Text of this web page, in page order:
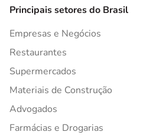
Principais setores do Brasil
Empresas e Negócios
Restaurantes
Supermercados
Materiais de Construção
Advogados
Farmácias e Drogarias